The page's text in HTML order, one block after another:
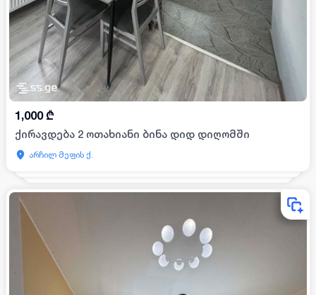
1,000 ₾
ქირავდება 2 ოთახიანი ბინა დიდ დიღომში
არჩილ მეფის ქ.